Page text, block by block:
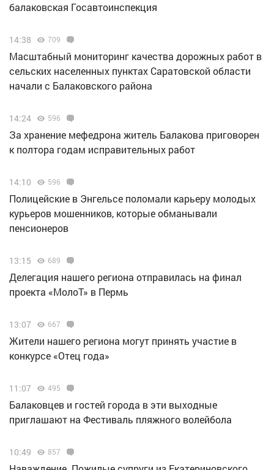
балаковская Госавтоинспекция
14:38 709
Масштабный мониторинг качества дорожных работ в
сельских населенных пунктах Саратовской области
начали с Балаковского района
14:24 596
За хранение мефедрона житель Балакова приговорен
к полтора годам исправительных работ
14:10 596
Полицейские в Энгельсе поломали карьеру молодых
курьеров мошенников, которые обманывали
пенсионеров
13:15 689
Делегация нашего региона отправилась на финал
проекта «МолоТ» в Пермь
13:07 667
Жители нашего региона могут принять участие в
конкурсе «Отец года»
11:07 495
Балаковцев и гостей города в эти выходные
приглашают на Фестиваль пляжного волейбола
10:49 857